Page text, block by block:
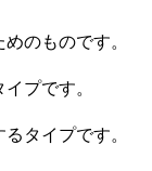
のものです。
プです。
タイプです。